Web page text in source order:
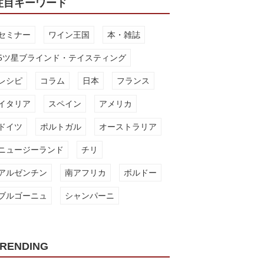
目キーワード
ミナー ワイン王国 本・雑誌
ツ星ブラインド・テイスティング
シピ コラム 日本 フランス
タリア スペイン アメリカ
ドイツ ポルトガル オーストラリア
ュージーランド チリ
ルゼンチン 南アフリカ ボルドー
ルゴーニュ シャンパーニ